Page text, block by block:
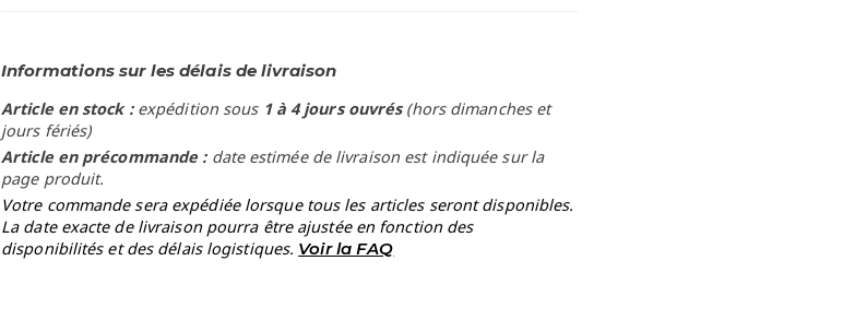
Informations sur les délais de livraison
Article en stock : expédition sous 1 à 4 jours ouvrés(hors dimanches et
jours fériés)
Article en précommande : date estimée de livraison est indiquée sur la
page produit.
Votre commande sera expédiée lorsque tous les articles seront disponibles.
La date exacte de livraison pourra être ajustée en fonction des
disponibilités et des délais logistiques. Voir la FAQ